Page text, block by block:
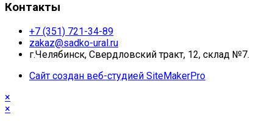
Контакты
+7 (351) 721-34-89
zakaz@sadko-ural.ru
г.Челябинск, Свердловский тракт, 12, склад №7.
Сайт создан веб-студией SiteMakerPro
×
×